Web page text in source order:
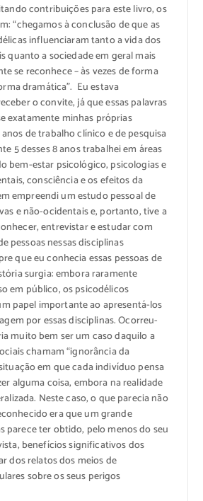
contribuições para este livro, os
“chegamos à conclusão de que as
influenciaram tanto a vida dos
quanto a sociedade em geral mais
se reconhece – às vezes de forma
dramática”. Eu estava
o convite, já que essas palavras
exatamente minhas próprias
de trabalho clínico e de pesquisa
5 desses 8 anos trabalhei em áreas
bem-estar psicológico, psicologias e
consciência e os efeitos da
empreendi um estudo pessoal de
e não-ocidentais e, portanto, tive a
entrevistar e estudar com
pessoas nessas disciplinas
que eu conhecia essas pessoas de
surgia: embora raramente
em público, os psicodélicos
papel importante ao apresentá-los
por essas disciplinas. Ocorreu-
muito bem ser um caso daquilo a
chamam “ignorância da
em que cada indivíduo pensa
alguma coisa, embora na realidade
Neste caso, o que parecia não
era que um grande
parece ter obtido, pelo menos do seu
benefícios significativos dos
dos relatos dos meios de
sobre os seus perigos